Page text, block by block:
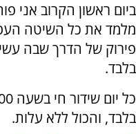
ביום ראשון הקרוב אני
מלמד את כל השיטה
בלבד.
בלבד, והכול ללא עלות.